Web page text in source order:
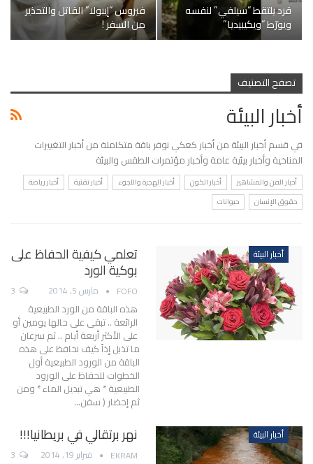
قرد يلتقط “سيلفي” لنفسه
ويورّط “ويكيبيديا”
فيروس “إيبولا” القاتل والتحذير
من السفر !
تصفح التصنيف
أخبار البيئة
في قسم أخبار البيئة من أخبار كعكي نوفر باقة متكاملة من أخبار التغييرات
المناخية وأخبار بيئية عامة وأخبار مؤتمرات الطقس والبيئة
أخبار الفن والمشاهير أخبار الكون أخبار الهجرة واللجوء أخبار تقنية
أخبار رياضة
حقوق الإنسان
حيوانات
أخبار البيئة تعلمي كيفية الحفاظ على
بوكية الورد
FOFO مارس 5, 2014
هذه الباقة من الورد الطبيعية
الرائعة .. تبقى على حالها يومين أو
على الأكثر أربعة أيام .. ثم سرعان
ما تذبل إذاً كيف نحافظ على هذه
الباقة من الورود الطبيعية أول
الخطوات للحفاظ على الورود
الطبيعية * هي تبديل الماء * ومن
ثم إحضار ( سفن…
أخبار البيئة نهر برتقالي في بريطانيا!!!
EKRAM فبراير 19, 2014